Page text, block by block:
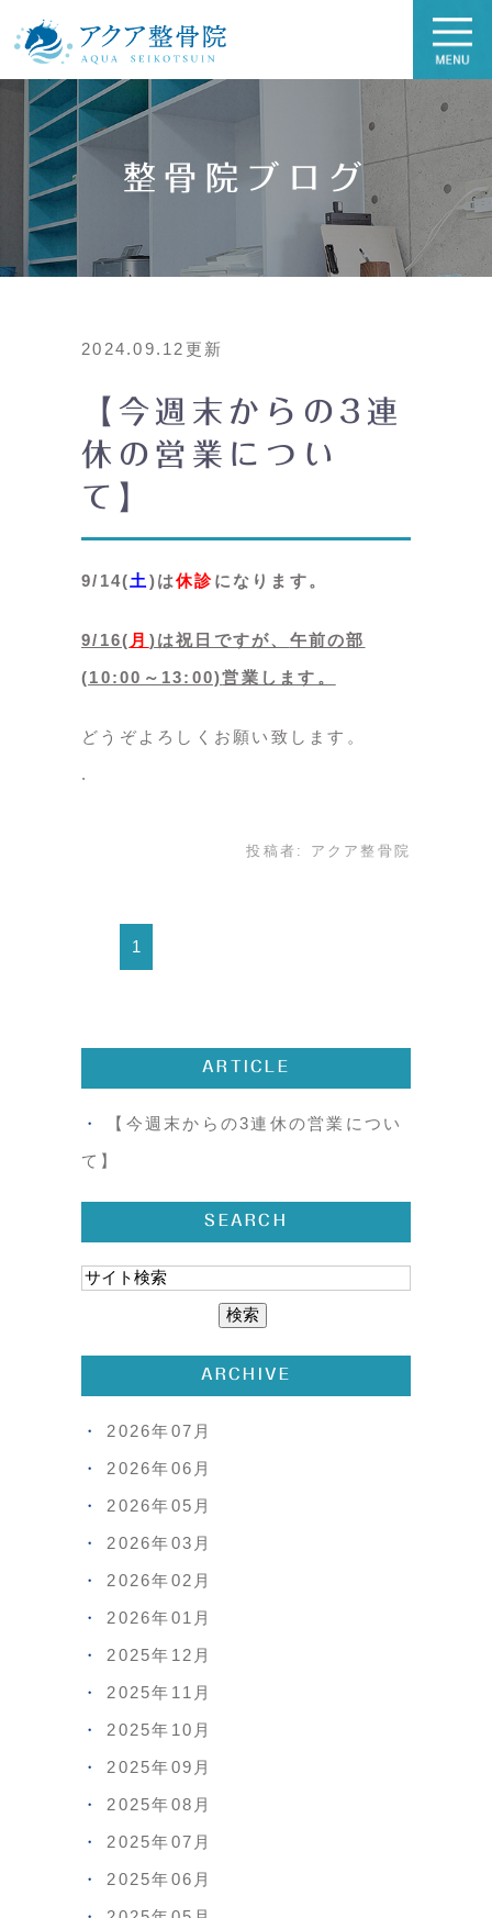
整骨院ブログ
2024.09.12更新
【今週末からの3連
休の営業につい
て】
9/14(土 )は休診になります。
9/16( 月 )は祝日ですが、 午前の部
(10:00～13:00)営業します。
どうぞよろしくお願い致します。
投稿者: アクア整骨院
1
ARTICLE
【今週末からの3連休の営業につい
て】
SEARCH
ARCHIVE
2026年07月
2026年06月
2026年05月
2026年03月
2026年02月
2026年01月
2025年12月
2025年11月
2025年10月
2025年09月
2025年08月
2025年07月
2025年06月